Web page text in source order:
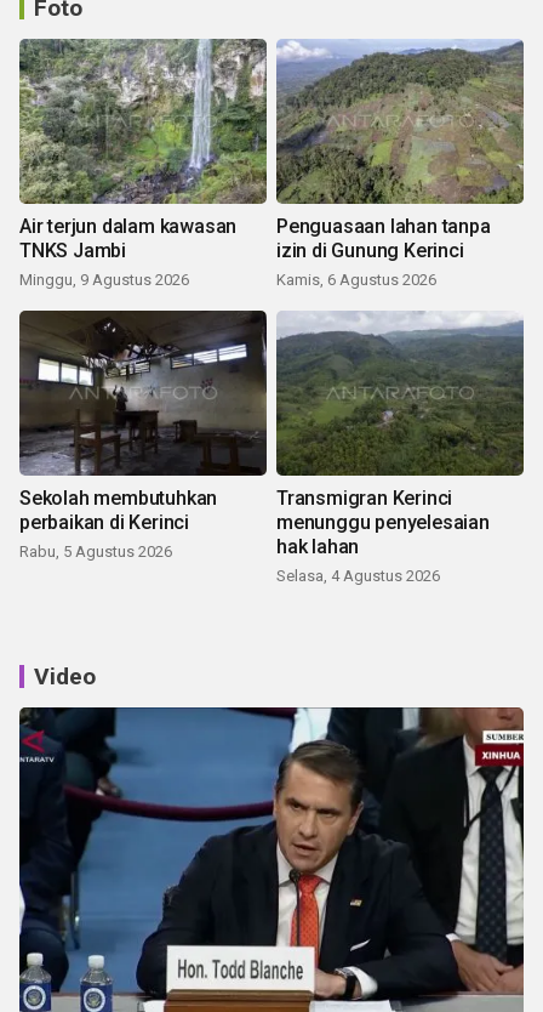
Foto
Air terjun dalam kawasan
TNKS Jambi
Minggu, 9 Agustus 2026
Penguasaan lahan tanpa
izin di Gunung Kerinci
Kamis, 6 Agustus 2026
Sekolah membutuhkan
perbaikan di Kerinci
Rabu, 5 Agustus 2026
Transmigran Kerinci
menunggu penyelesaian
hak lahan
Selasa, 4 Agustus 2026
Video